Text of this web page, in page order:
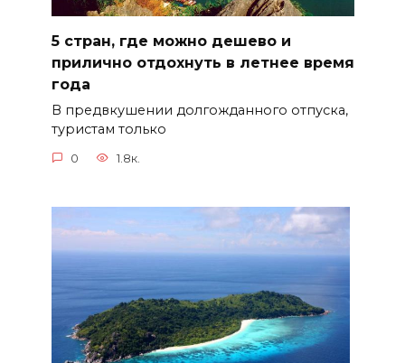
5 стран, где можно дешево и
прилично отдохнуть в летнее время
года
В предвкушении долгожданного отпуска,
туристам только
0 1.8к.